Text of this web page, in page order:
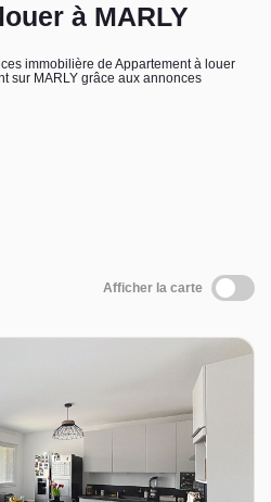
à MARLY
immobilière de Appartement à louer
sur MARLY grâce aux annonces
Afficher la carte